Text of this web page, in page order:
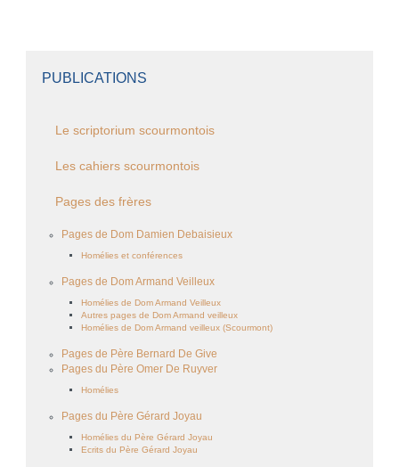
PUBLICATIONS
Le scriptorium scourmontois
Les cahiers scourmontois
Pages des frères
Pages de Dom Damien Debaisieux
Homélies et conférences
Pages de Dom Armand Veilleux
Homélies de Dom Armand Veilleux
Autres pages de Dom Armand veilleux
Homélies de Dom Armand veilleux (Scourmont)
Pages de Père Bernard De Give
Pages du Père Omer De Ruyver
Homélies
Pages du Père Gérard Joyau
Homélies du Père Gérard Joyau
Ecrits du Père Gérard Joyau